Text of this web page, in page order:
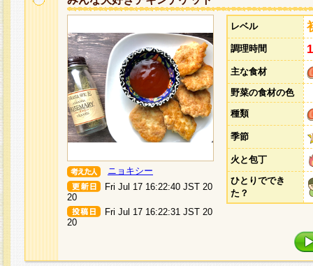
ニョキシー
Fri Jul 17 16:22:40 JST 20
20
Fri Jul 17 16:22:31 JST 20
20
レベル
調理時間
主な食材
野菜の食材の色
種類
季節
火と包丁
ひとりででき
た？